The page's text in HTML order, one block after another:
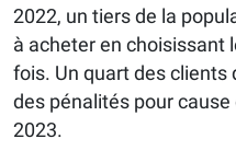
2022, un tiers de la
à acheter en choisissant
fois. Un quart des clients
des pénalités pour
2023.